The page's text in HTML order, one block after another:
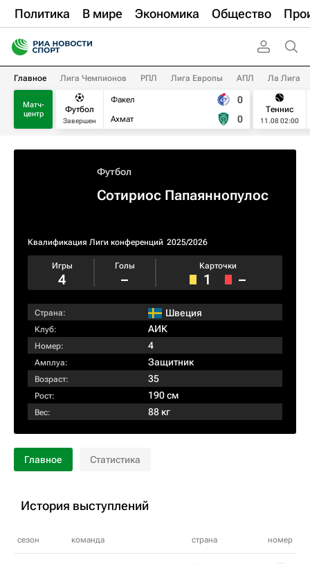
Политика В мире Экономика Общество
Главное Лига Чемпионов РПЛ Лига Европы АПЛ Ла Лига
Матч-
центр
Футбол
Завершен
Факел
Ахмат
0
0
Теннис
11.08 02:00
Футбол
Сотириос Папаяннопулос
Квалификация Лиги конференций 2025/2026
Игры
4
Голы
–
Карточки
1 –
Страна: Швеция
Клуб: АИК
Номер: 4
Амплуа: Защитник
Возраст: 35
Рост: 190 см
Вес: 88 кг
Главное Статистика
История выступлений
сезон команда страна номер